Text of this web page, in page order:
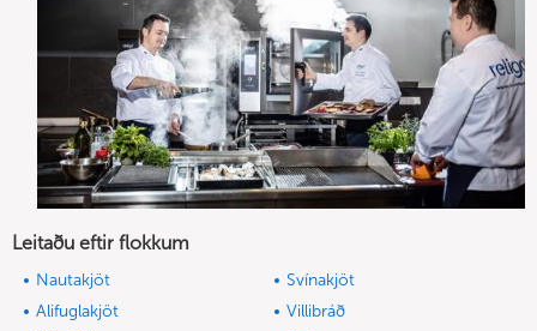
Leitaðu eftir flokkum
Nautakjöt
Svínakjöt
Alifuglakjöt
Villibráð